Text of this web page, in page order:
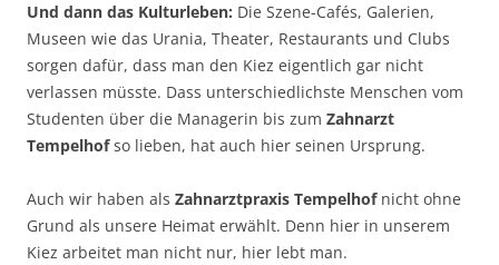
Und dann das Kulturleben: Die Szene-Cafés, Galerien,
Museen wie das Urania, Theater, Restaurants und Clubs
sorgen dafür, dass man den Kiez eigentlich gar nicht
verlassen müsste. Dass unterschiedlichste Menschen vom
Studenten über die Managerin bis zum Zahnarzt
Tempelhofso lieben, hat auch hier seinen Ursprung.
Auch wir haben als Zahnarztpraxis Tempelhof nicht ohne
Grund als unsere Heimat erwählt. Denn hier in unserem
Kiez arbeitet man nicht nur, hier lebt man.